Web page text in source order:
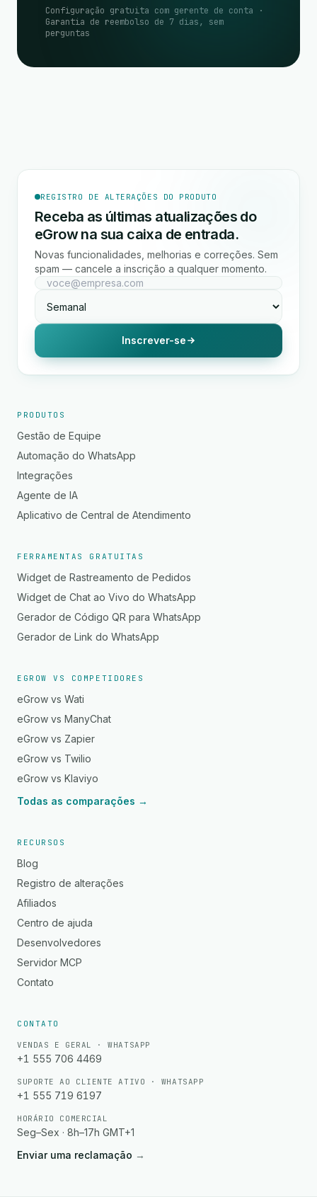
Configuração gratuita com gerente de conta ·
Garantia de reembolso de 7 dias, sem
perguntas
REGISTRO DE ALTERAÇÕES DO PRODUTO
Receba as últimas atualizações do
eGrow na sua caixa de entrada.
Novas funcionalidades, melhorias e correções. Sem
spam — cancele a inscrição a qualquer momento.
Inscrever-se
PRODUTOS
Gestão de Equipe
Automação do WhatsApp
Integrações
Agente de IA
Aplicativo de Central de Atendimento
FERRAMENTAS GRATUITAS
Widget de Rastreamento de Pedidos
Widget de Chat ao Vivo do WhatsApp
Gerador de Código QR para WhatsApp
Gerador de Link do WhatsApp
EGROW VS COMPETIDORES
eGrow vs Wati
eGrow vs ManyChat
eGrow vs Zapier
eGrow vs Twilio
eGrow vs Klaviyo
Todas as comparações →
RECURSOS
Blog
Registro de alterações
Afiliados
Centro de ajuda
Desenvolvedores
Servidor MCP
Contato
CONTATO
VENDAS E GERAL · WHATSAPP
+1 555 706 4469
SUPORTE AO CLIENTE ATIVO · WHATSAPP
+1 555 719 6197
HORÁRIO COMERCIAL
Seg–Sex · 8h–17h GMT+1
Enviar uma reclamação →